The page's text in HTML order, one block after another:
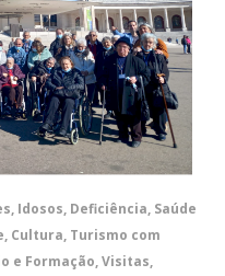
Idosos, Deficiência, Saúde
Cultura, Turismo com
e Formação, Visitas,